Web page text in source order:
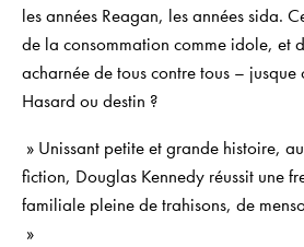
les années Reagan, les années sida.
de la consommation comme idole, et
acharnée de tous contre tous – jusque
Hasard ou destin ?
» Unissant petite et grande histoire,
fiction, Douglas Kennedy réussit une
familiale pleine de trahisons, de
»